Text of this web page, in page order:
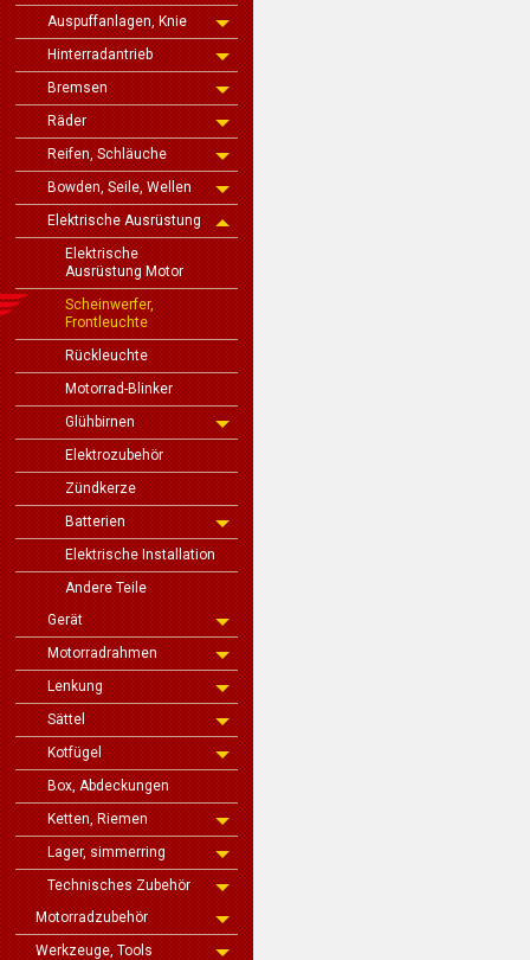
Auspuffanlagen, Knie
Hinterradantrieb
Bremsen
Räder
Reifen, Schläuche
Bowden, Seile, Wellen
Elektrische Ausrüstung
Elektrische
Ausrüstung Motor
Scheinwerfer,
Frontleuchte
Rückleuchte
Motorrad-Blinker
Glühbirnen
Elektrozubehör
Zündkerze
Batterien
Elektrische Installation
Andere Teile
Gerät
Motorradrahmen
Lenkung
Sättel
Kotfügel
Box, Abdeckungen
Ketten, Riemen
Lager, simmerring
Technisches Zubehör
Motorradzubehör
Werkzeuge, Tools